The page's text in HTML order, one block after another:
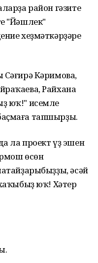
район гәзите
"Йәшлек"
хеҙмәткәрҙәре
Сәғирә Кәримова,
Райхана
юҡ!" исемле
тапшырҙы.
ла проект үҙ эшен
өсөн
әсәй
юҡ! Хәтер